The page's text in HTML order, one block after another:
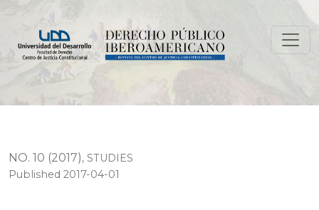
The environmental inspection, the evaluation of
NO. 10 (2017), STUDIES
Published 2017-04-01